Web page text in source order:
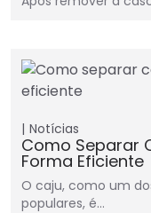
Notícias
Como Separar
Forma Eficiente
O caju, como um
populares, é…